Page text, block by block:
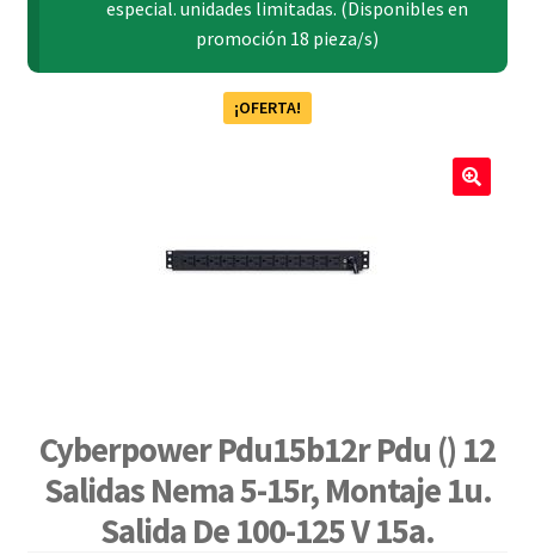
Acerca de
especial. unidades limitadas. (Disponibles en
promoción 18 pieza/s)
¡OFERTA!
Cyberpower Pdu15b12r Pdu () 12
Salidas Nema 5-15r, Montaje 1u.
Salida De 100-125 V 15a.